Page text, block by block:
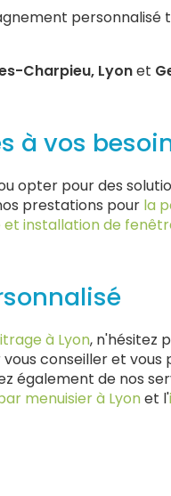
personnalisé
Charpieu, Lyonet
à vos
opter pour des
prestations pour la
et installation de
à Lyon, n'hésitez
conseiller et vous
également de nos
menuisier à Lyonet l'